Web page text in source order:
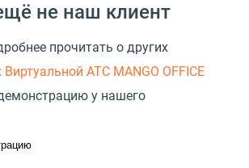
не наш клиент
прочитать о других
АТС MANGO OFFICE
у нашего